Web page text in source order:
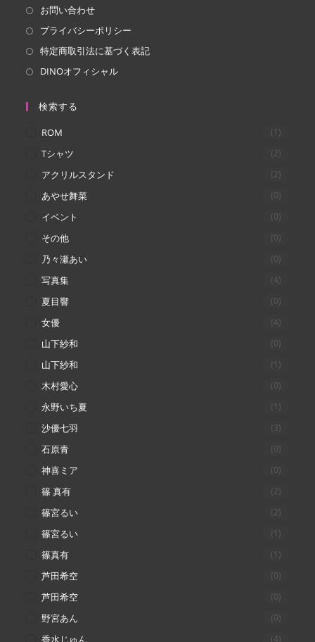
で
開
く
で
開
く
お問い合わせ
プライバシーポリシー
特定商取引法に基づく表記
DINOオフィシャル
検索する
ROM (1)
Tシャツ (2)
アクリルスタンド (2)
あやせ舞菜 (0)
イベント (0)
その他 (0)
乃々瀬あい (0)
写真集 (4)
夏目響 (0)
女優 (4)
山下紗和 (0)
山下紗和 (1)
木村愛心 (0)
永野いち夏 (1)
沙優七羽 (3)
石原青 (0)
神喜ミア (0)
篠 真有 (2)
篠宮るい (2)
篠宮るい (1)
篠真有 (1)
芦田希空 (0)
芦田希空 (0)
野宮あん (0)
香水じゅん (4)